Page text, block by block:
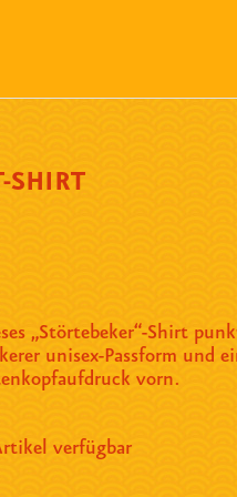
SHIRT
„Störtebeker“-Shirt
unisex-Passform und
vorn.
verfügbar